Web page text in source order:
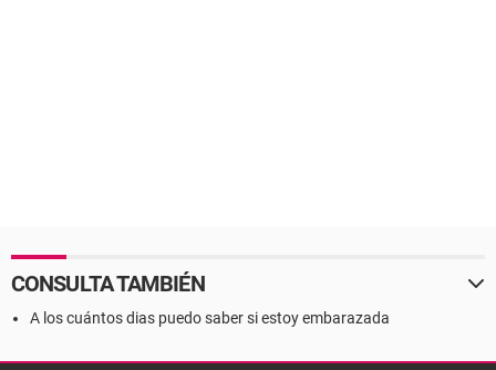
CONSULTA TAMBIÉN
A los cuántos dias puedo saber si estoy embarazada